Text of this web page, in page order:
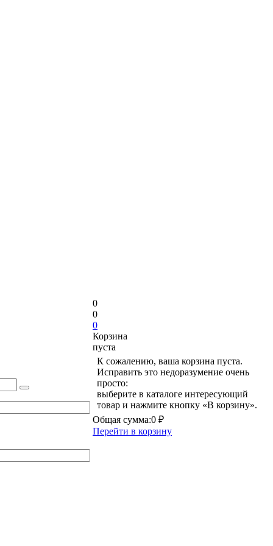
0
0
0
Корзина
пуста
К сожалению, ваша корзина пуста.
Исправить это недоразумение очень
просто:
выберите в каталоге интересующий
товар и нажмите кнопку «В корзину».
Общая сумма:0 ₽
Перейти в корзину